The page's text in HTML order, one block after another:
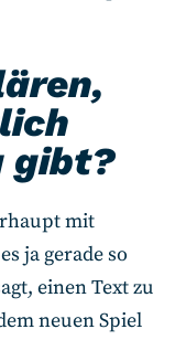
gibt?
mit
ja gerade so
einen Text zu
neuen Spiel